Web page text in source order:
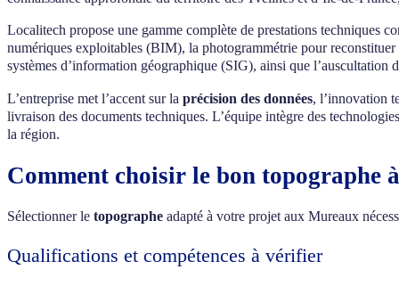
Localitech propose une gamme complète de prestations techniques
numériques exploitables (BIM), la photogrammétrie pour reconstituer
systèmes d’information géographique (SIG), ainsi que
L’entreprise met l’accent sur la précision des données, l’innovation
livraison des documents techniques. L’équipe intègre des
la région.
Comment choisir le bon topographe
Sélectionner le topographe adapté à votre projet aux Mureaux
Qualifications et compétences à vérifier